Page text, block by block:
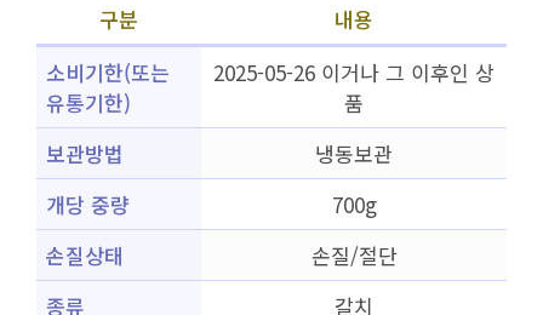
구분
내용
소비기한(또는
유통기한)
2025-05-26 이거나 그 이후인 상
품
보관방법
냉동보관
개당 중량
700g
손질상태
손질/절단
종류
갈치